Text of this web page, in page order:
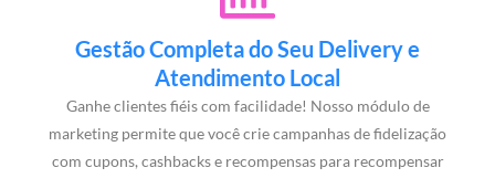
Gestão Completa do Seu Delivery e
Atendimento Local
Ganhe clientes fiéis com facilidade! Nosso módulo de
marketing permite que você crie campanhas de fidelização
com cupons, cashbacks e recompensas para recompensar